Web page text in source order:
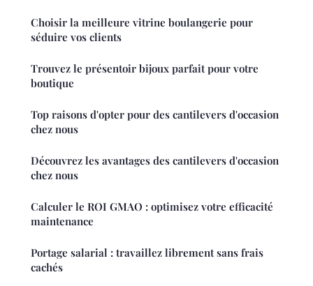
Choisir la meilleure vitrine boulangerie pour
séduire vos clients
Trouvez le présentoir bijoux parfait pour votre
boutique
Top raisons d'opter pour des cantilevers d'occasion
chez nous
Découvrez les avantages des cantilevers d'occasion
chez nous
Calculer le ROI GMAO : optimisez votre efficacité
maintenance
Portage salarial : travaillez librement sans frais
cachés